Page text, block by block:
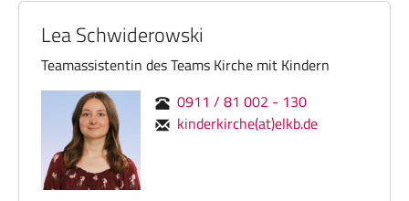
Lea Schwiderowski
Teamassistentin des Teams Kirche mit Kindern
0911 / 81 002 - 130
kinderkirche(at)elkb.de